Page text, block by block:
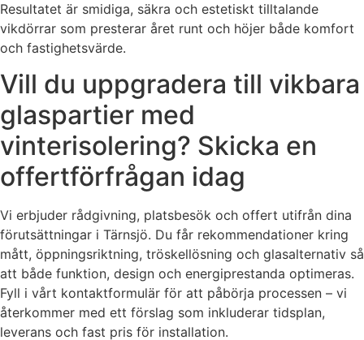
Resultatet är smidiga, säkra och estetiskt tilltalande
vikdörrar som presterar året runt och höjer både komfort
och fastighetsvärde.
Vill du uppgradera till vikbara
glaspartier med
vinterisolering? Skicka en
offertförfrågan idag
Vi erbjuder rådgivning, platsbesök och offert utifrån dina
förutsättningar i Tärnsjö. Du får rekommendationer kring
mått, öppningsriktning, tröskellösning och glasalternativ så
att både funktion, design och energiprestanda optimeras.
Fyll i vårt kontaktformulär för att påbörja processen – vi
återkommer med ett förslag som inkluderar tidsplan,
leverans och fast pris för installation.